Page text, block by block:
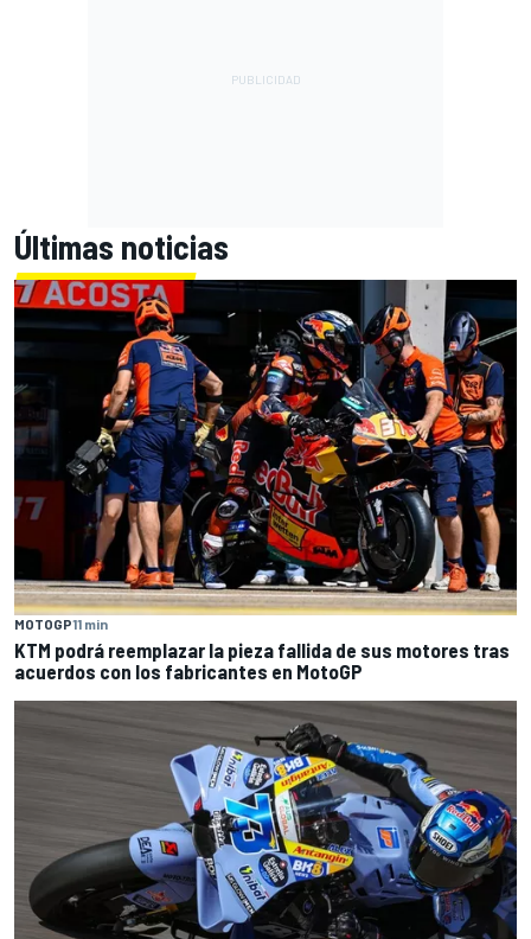
Últimas noticias
MOTOGP11 min
KTM podrá reemplazar la pieza fallida de sus motores tras
acuerdos con los fabricantes en MotoGP